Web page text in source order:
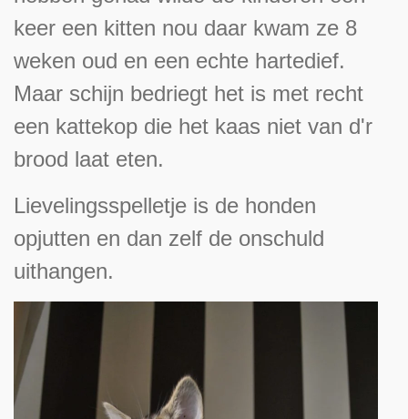
keer een kitten nou daar kwam ze 8
weken oud en een echte hartedief.
Maar schijn bedriegt het is met recht
een kattekop die het kaas niet van d'r
brood laat eten.
Lievelingsspelletje is de honden
opjutten en dan zelf de onschuld
uithangen.